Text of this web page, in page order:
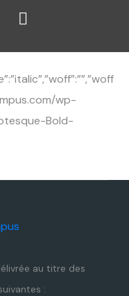
wp-
Bold-
au titre des
: